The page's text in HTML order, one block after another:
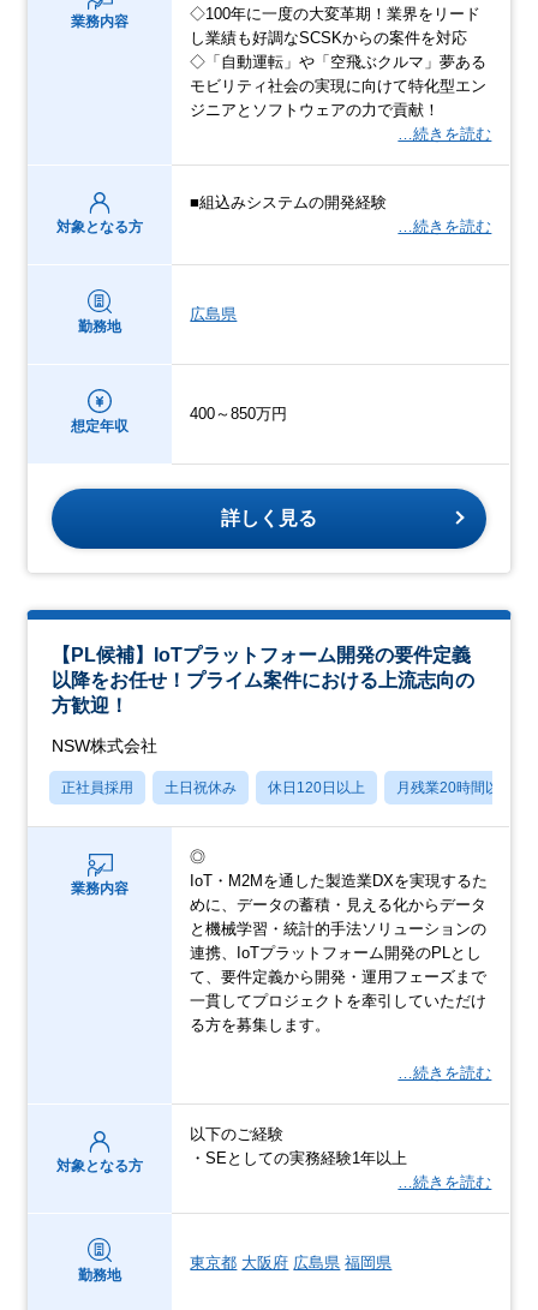
業務内容
◇100年に一度の大変革期！業界をリード
し業績も好調なSCSKからの案件を対応
◇「自動運転」や「空飛ぶクルマ」夢ある
モビリティ社会の実現に向けて特化型エン
ジニアとソフトウェアの力で貢献！
…続きを読む
対象となる方
■組込みシステムの開発経験
…続きを読む
勤務地
広島県
想定年収
400～850万円
詳しく見る
【PL候補】IoTプラットフォーム開発の要件定義
以降をお任せ！プライム案件における上流志向の
方歓迎！
NSW株式会社
正社員採用 土日祝休み 休日120日以上 月残業20時間以内
業務内容
◎
IoT・M2Mを通した製造業DXを実現するた
めに、データの蓄積・見える化からデータ
と機械学習・統計的手法ソリューションの
連携、IoTプラットフォーム開発のPLとし
て、要件定義から開発・運用フェーズまで
一貫してプロジェクトを牽引していただけ
る方を募集します。
…続きを読む
対象となる方
以下のご経験
・SEとしての実務経験1年以上
…続きを読む
勤務地
東京都 大阪府 広島県 福岡県